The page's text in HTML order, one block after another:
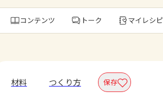
コンテンツ トーク マイレシピ
材料 つくり方 保存